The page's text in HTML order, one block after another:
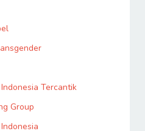
Tercantik
Group